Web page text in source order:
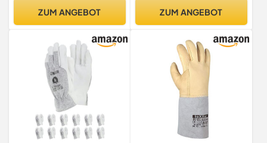
Schwarz
ZUM ANGEBOT
uhe/Schutzhandschuhe
ZUM ANGEBOT